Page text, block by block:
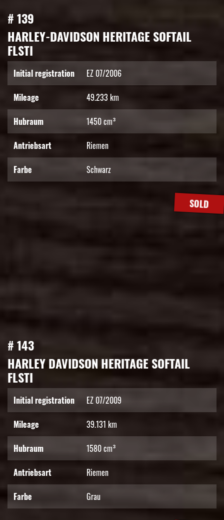
# 139
HARLEY-DAVIDSON HERITAGE SOFTAIL
FLSTI
Initial registration
EZ 07/2006
Mileage
49.233 km
Hubraum
1450 cm³
Antriebsart
Riemen
Farbe
Schwarz
SOLD
# 143
HARLEY DAVIDSON HERITAGE SOFTAIL
FLSTI
Initial registration
EZ 07/2009
Mileage
39.131 km
Hubraum
1580 cm³
Antriebsart
Riemen
Farbe
Grau